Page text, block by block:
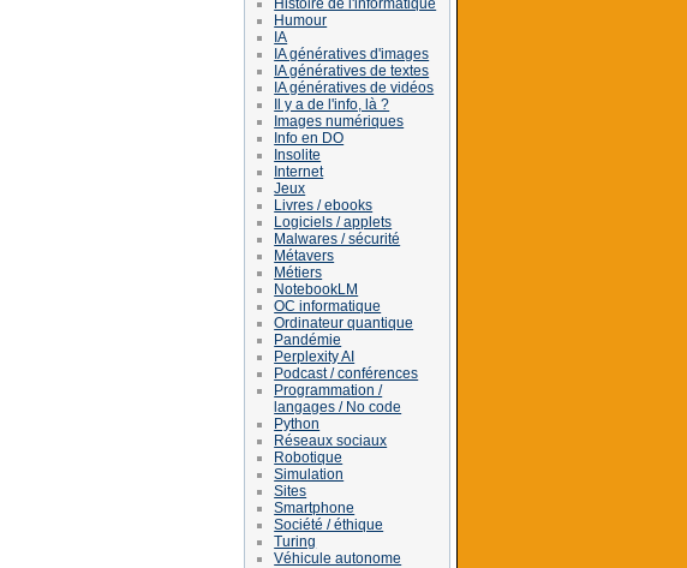
Humour
IA
IA génératives d'images
IA génératives de textes
IA génératives de vidéos
Il y a de l'info, là ?
Images numériques
Info en DO
Insolite
Internet
Jeux
Livres / ebooks
Logiciels / applets
Malwares / sécurité
Métavers
Métiers
NotebookLM
OC informatique
Ordinateur quantique
Pandémie
Perplexity AI
Podcast / conférences
Programmation /
langages / No code
Python
Réseaux sociaux
Robotique
Simulation
Sites
Smartphone
Société / éthique
Turing
Véhicule autonome